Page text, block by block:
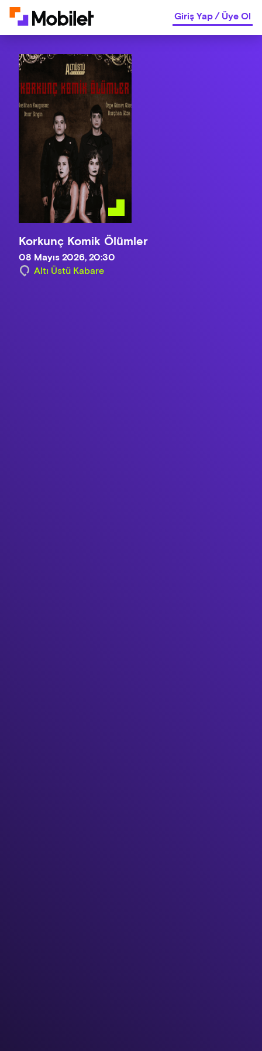
Giriş Yap/Üye Ol
Korkunç Komik Ölümler
08 Mayıs 2026, 20:30
Altı Üstü Kabare